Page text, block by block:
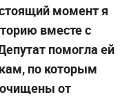
момент я
вместе с
помогла ей
по которым
очищены от